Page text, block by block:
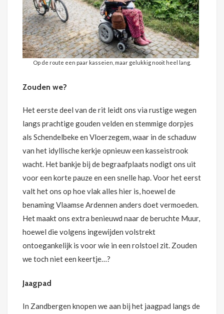
Op de route een paar kasseien, maar gelukkig nooit heel lang.
Zouden we?
Het eerste deel van de rit leidt ons via rustige wegen
langs prachtige gouden velden en stemmige dorpjes
als Schendelbeke en Vloerzegem, waar in de schaduw
van het idyllische kerkje opnieuw een kasseistrook
wacht. Het bankje bij de begraafplaats nodigt ons uit
voor een korte pauze en een snelle hap. Voor het eerst
valt het ons op hoe vlak alles hier is, hoewel de
benaming Vlaamse Ardennen anders doet vermoeden.
Het maakt ons extra benieuwd naar de beruchte Muur,
hoewel die volgens ingewijden volstrekt
ontoegankelijk is voor wie in een rolstoel zit. Zouden
we toch niet een keertje…?
Jaagpad
In Zandbergen knopen we aan bij het jaagpad langs de